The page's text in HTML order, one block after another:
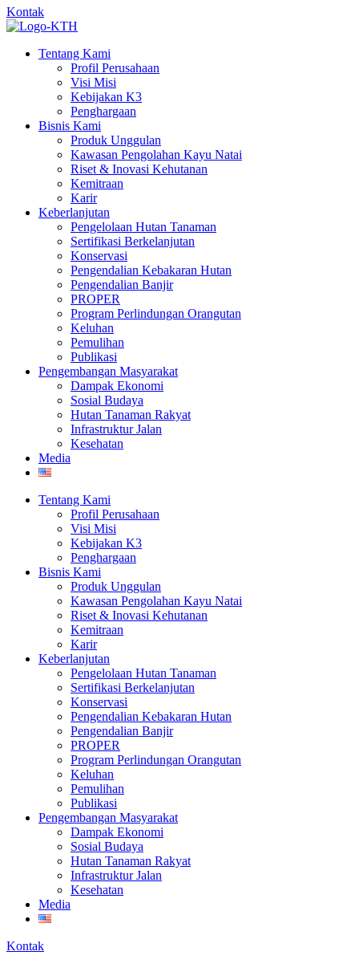
Kontak
Tentang Kami
Profil Perusahaan
Visi Misi
Kebijakan K3
Penghargaan
Bisnis Kami
Produk Unggulan
Kawasan Pengolahan Kayu Natai
Riset & Inovasi Kehutanan
Kemitraan
Karir
Keberlanjutan
Pengelolaan Hutan Tanaman
Sertifikasi Berkelanjutan
Konservasi
Pengendalian Kebakaran Hutan
Pengendalian Banjir
PROPER
Program Perlindungan Orangutan
Keluhan
Pemulihan
Publikasi
Pengembangan Masyarakat
Dampak Ekonomi
Sosial Budaya
Hutan Tanaman Rakyat
Infrastruktur Jalan
Kesehatan
Media
Tentang Kami
Profil Perusahaan
Visi Misi
Kebijakan K3
Penghargaan
Bisnis Kami
Produk Unggulan
Kawasan Pengolahan Kayu Natai
Riset & Inovasi Kehutanan
Kemitraan
Karir
Keberlanjutan
Pengelolaan Hutan Tanaman
Sertifikasi Berkelanjutan
Konservasi
Pengendalian Kebakaran Hutan
Pengendalian Banjir
PROPER
Program Perlindungan Orangutan
Keluhan
Pemulihan
Publikasi
Pengembangan Masyarakat
Dampak Ekonomi
Sosial Budaya
Hutan Tanaman Rakyat
Infrastruktur Jalan
Kesehatan
Media
Kontak